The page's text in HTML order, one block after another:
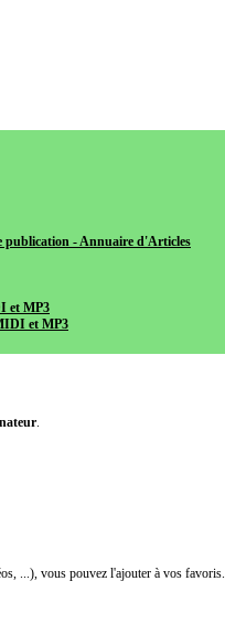
publication - Annuaire d'Articles
et MP3
et MP3
.
...), vous pouvez l'ajouter à vos favoris.